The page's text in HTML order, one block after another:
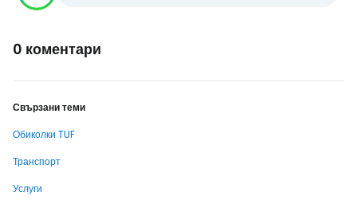
0 коментари
Свързани теми
Обиколки TUF
Транспорт
Услуги